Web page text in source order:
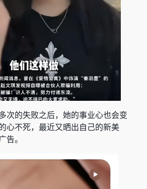
次的失败之后，她的事业心也会变
心不死，最近又晒出自己的新美
告。